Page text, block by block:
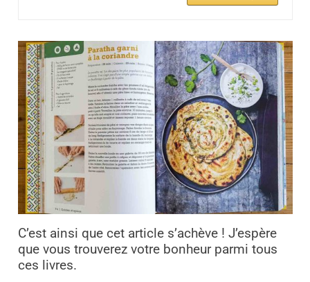
C’est ainsi que cet article s’achève ! J’espère
que vous trouverez votre bonheur parmi tous
ces livres.